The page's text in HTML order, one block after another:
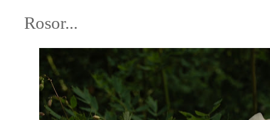
Rosor...